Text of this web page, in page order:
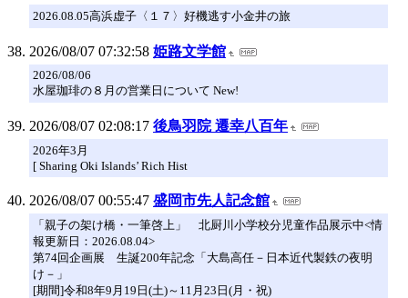
2026.08.05高浜虚子〈１７〉好機逃す小金井の旅
2026/08/07 07:32:58 姫路文学館
2026/08/06
水屋珈琲の８月の営業日について New!
2026/08/07 02:08:17 後鳥羽院 遷幸八百年
​2026年3月
[ Sharing Oki Islands’ Rich Hist
2026/08/07 00:55:47 盛岡市先人記念館
「親子の架け橋・一筆啓上」 北厨川小学校分児童作品展示中<情
報更新日：2026.08.04>
第74回企画展 生誕200年記念「大島高任－日本近代製鉄の夜明
け－」
[期間]令和8年9月19日(土)～11月23日(月・祝)